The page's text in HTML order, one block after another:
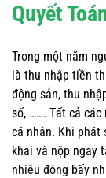
Quyết
Trong một năm
là thu nhập tiền
động sản, thu
số, ……. Tất cả
cá nhân. Khi phát
khai và nộp ngay
nhiêu đóng bấy